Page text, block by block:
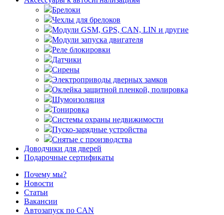
Брелоки
Чехлы для брелоков
Модули GSM, GPS, CAN, LIN и другие
Модули запуска двигателя
Реле блокировки
Датчики
Сирены
Электроприводы дверных замков
Оклейка защитной пленкой, полировка
Шумоизоляция
Тонировка
Системы охраны недвижимости
Пуско-зарядные устройства
Снятые с производства
Доводчики для дверей
Подарочные сертификаты
Почему мы?
Новости
Статьи
Вакансии
Автозапуск по CAN